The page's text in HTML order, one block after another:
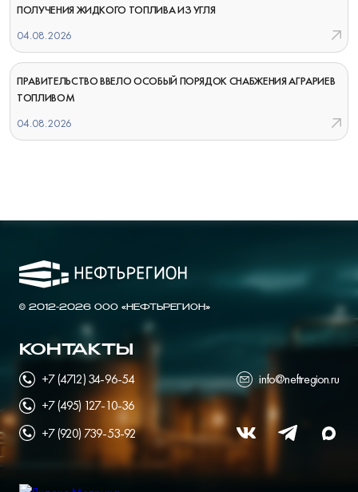
ПОЛУЧЕНИЯ ЖИДКОГО ТОПЛИВА ИЗ УГЛЯ
04.08.2026
ПРАВИТЕЛЬСТВО ВВЕЛО ОСОБЫЙ ПОРЯДОК СНАБЖЕНИЯ АГРАРИЕВ
ТОПЛИВОМ
04.08.2026
© 2012-2026 ООО «НЕФТЬРЕГИОН»
КОНТАКТЫ
+7 (4712) 34-96-54
+7 (495) 127-10-36
+7 (920) 739-53-92
info@neftregion.ru